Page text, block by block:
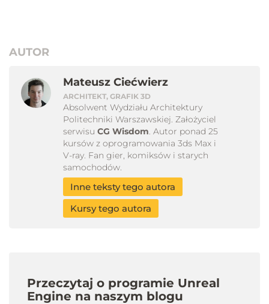
AUTOR
Mateusz Ciećwierz
ARCHITEKT, GRAFIK 3D
Absolwent Wydziału Architektury
Politechniki Warszawskiej. Założyciel
serwisu CG Wisdom. Autor ponad 25
kursów z oprogramowania 3ds Max i
V-ray. Fan gier, komiksów i starych
samochodów.
Inne teksty tego autora
Kursy tego autora
Przeczytaj o programie Unreal
Engine na naszym blogu